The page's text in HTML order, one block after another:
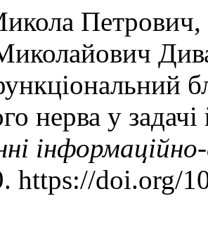
Петрович,
нерва у
iнформацiйно-
https://doi.org/